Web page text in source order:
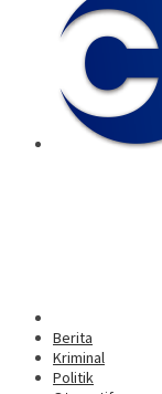
Berita
Kriminal
Politik